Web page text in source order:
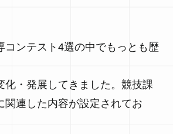
コンテスト4選の中でもっとも歴
化・発展してきました。競技課
関連した内容が設定されてお